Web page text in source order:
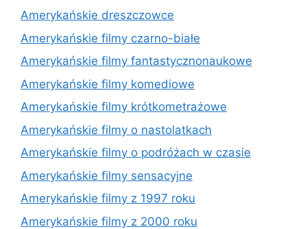
Amerykańskie dreszczowce
Amerykańskie filmy czarno-białe
Amerykańskie filmy fantastycznonaukowe
Amerykańskie filmy komediowe
Amerykańskie filmy krótkometrażowe
Amerykańskie filmy o nastolatkach
Amerykańskie filmy o podróżach w czasie
Amerykańskie filmy sensacyjne
Amerykańskie filmy z 1997 roku
Amerykańskie filmy z 2000 roku